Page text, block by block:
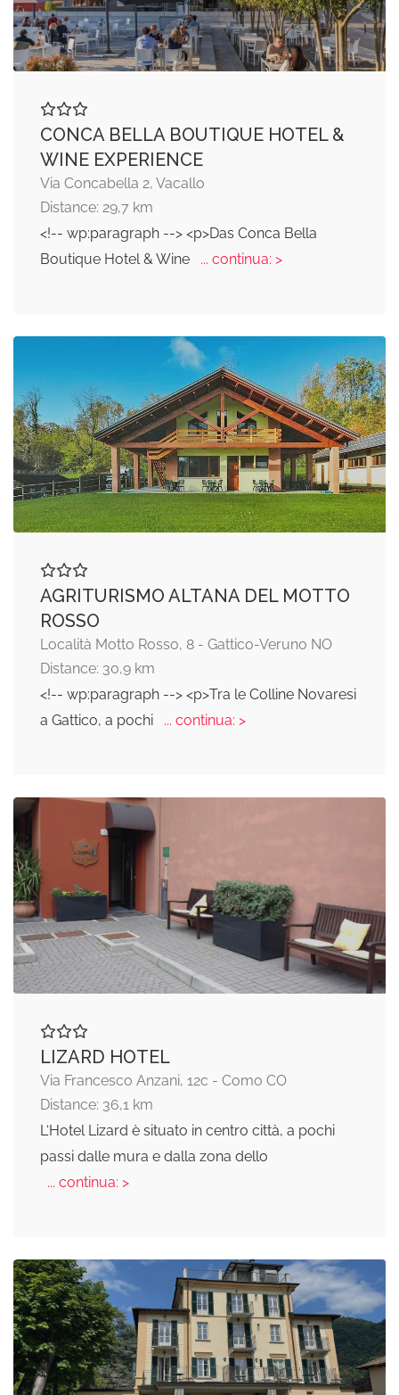
CONCA BELLA BOUTIQUE HOTEL &
WINE EXPERIENCE
Via Concabella 2, Vacallo
Distance: 29,7 km
<!-- wp:paragraph --> <p>Das Conca Bella
Boutique Hotel & Wine
... continua: >
AGRITURISMO ALTANA DEL MOTTO
ROSSO
Località Motto Rosso, 8 - Gattico-Veruno NO
Distance: 30,9 km
<!-- wp:paragraph --> <p>Tra le Colline Novaresi
a Gattico, a pochi
... continua: >
LIZARD HOTEL
Via Francesco Anzani, 12c - Como CO
Distance: 36,1 km
L‘Hotel Lizard è situato in centro città, a pochi
passi dalle mura e dalla zona dello
... continua: >